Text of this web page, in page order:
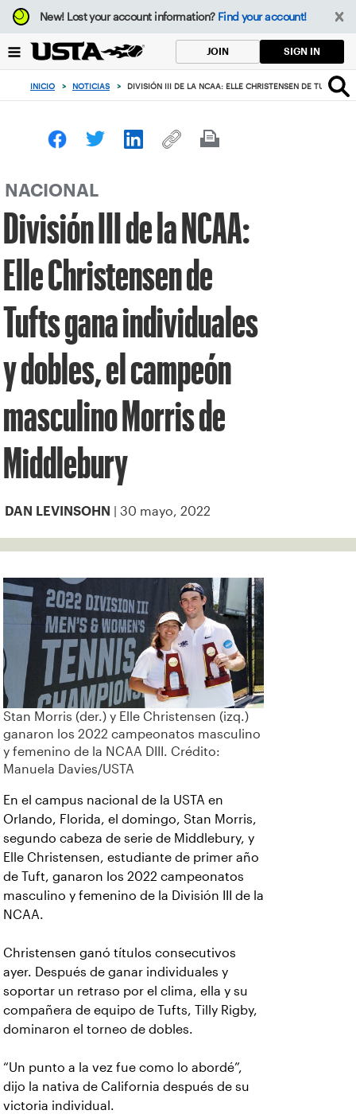
Enfoque
desde
botón
volver
principio
New!Lost your account information? Find your account!
JOIN SIGN IN
INICIO > NOTICIAS > DIVISIÓN III DE LA NCAA: ELLE CHRISTENSEN DE TUFTS
NACIONAL
División III de la NCAA:
Elle Christensen de
Tufts gana individuales
y dobles, el campeón
masculino Morris de
Middlebury
DAN LEVINSOHN | 30 mayo, 2022
Stan Morris (der.) y Elle Christensen (izq.)
ganaron los 2022 campeonatos masculino
y femenino de la NCAA DIII. Crédito:
Manuela Davies/USTA
En el campus nacional de la USTA en
Orlando, Florida, el domingo, Stan Morris,
segundo cabeza de serie de Middlebury, y
Elle Christensen, estudiante de primer año
de Tuft, ganaron los 2022 campeonatos
masculino y femenino de la División III de la
NCAA.
Christensen ganó títulos consecutivos
ayer. Después de ganar individuales y
soportar un retraso por el clima, ella y su
compañera de equipo de Tufts, Tilly Rigby,
dominaron el torneo de dobles.
“Un punto a la vez fue como lo abordé”,
dijo la nativa de California después de su
victoria individual.